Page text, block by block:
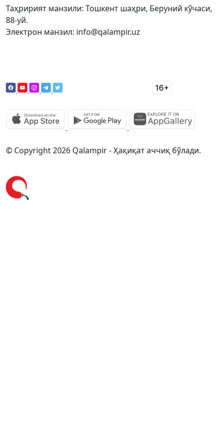
Таҳририят манзили: Тошкент шаҳри, Беруний кўчаси,
88-уй.
Электрон манзил: info@qalampir.uz
© Copyright 2026 Qalampir - Ҳақиқат аччиқ бўлади.